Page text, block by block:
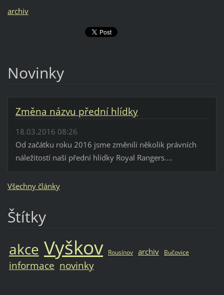
archiv
Novinky
Změna názvu přední hlídky
18.03.2016 08:26
Od začátku roku 2016 jsme změnili několik právních
náležitostí naší přední hlídky Royal Rangers....
Všechny články
Štítky
akce Vyškov Rousínov archiv Bučovice
informace novinky